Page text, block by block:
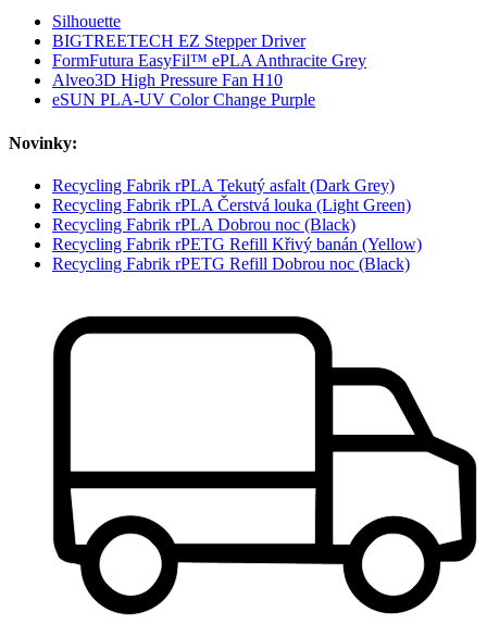
Silhouette
BIGTREETECH EZ Stepper Driver
FormFutura EasyFil™ ePLA Anthracite Grey
Alveo3D High Pressure Fan H10
eSUN PLA-UV Color Change Purple
Novinky:
Recycling Fabrik rPLA Tekutý asfalt (Dark Grey)
Recycling Fabrik rPLA Čerstvá louka (Light Green)
Recycling Fabrik rPLA Dobrou noc (Black)
Recycling Fabrik rPETG Refill Křivý banán (Yellow)
Recycling Fabrik rPETG Refill Dobrou noc (Black)